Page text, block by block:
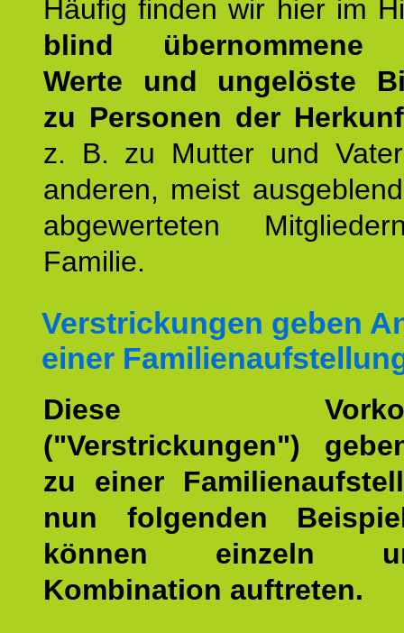
Häufig finden wir hier im
blind übernommene
Werte und ungelöste
zu Personen der
z. B. zu Mutter und
anderen, meist
abgewerteten
Familie.
Verstrickungen geben
einer
Diese
("Verstrickungen")
zu einer
nun folgenden
können einzeln
Kombination auftreten.